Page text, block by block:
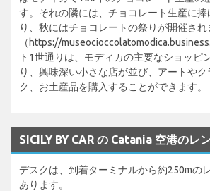
す。それの隣には、チョコレート生産に
り、秋にはチョコレートの祭りが開催され
（https://
ト1世通りは、モディカの主要なショッピ
り、興味深い小さな店が並び、アートや
ク、お土産品を購入することができます。
SICILY BY CAR の Catania 空港のレ
デスクは、到着ターミナルから約250mの
あります。